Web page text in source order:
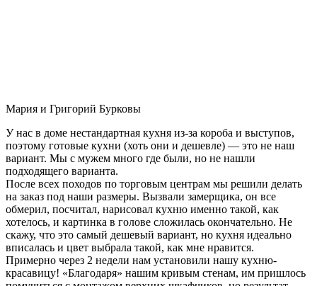
Мария и Григорий Бурковы
У нас в доме нестандартная кухня из-за короба и выступов,
поэтому готовые кухни (хоть они и дешевле) — это не наш
вариант. Мы с мужем много где были, но не нашли
подходящего варианта.
После всех походов по торговым центрам мы решили делать
на заказ под наши размеры. Вызвали замерщика, он все
обмерил, посчитал, нарисовал кухню именно такой, как
хотелось, и картинка в голове сложилась окончательно. Не
скажу, что это самый дешевый вариант, но кухня идеально
вписалась и цвет выбрала такой, как мне нравится.
Примерно через 2 недели нам установили нашу кухню-
красавицу! «Благодаря» нашим кривым стенам, им пришлось